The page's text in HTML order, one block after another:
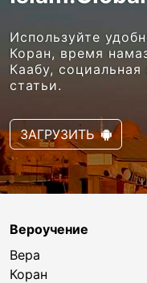
Используйте
Коран, время
Каабу,
статьи.
ЗАГРУЗИТЬ
Вероучение
Вера
Коран